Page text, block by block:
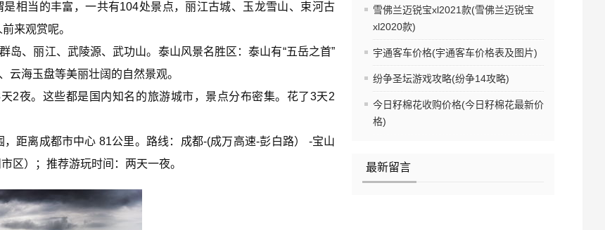
雪佛兰迈锐宝xl2021款(雪佛兰迈锐宝
xl2020款)
宇通客车价格(宇通客车价格表及图片)
纷争圣坛游戏攻略(纷争14攻略)
今日籽棉花收购价格(今日籽棉花最新价
格)
最新留言
相当的丰富，一共有104处景点，丽江古城、玉龙雪山、束河古
来观赏呢。
岛、丽江、武陵源、武功山。泰山风景名胜区：泰山有“五岳之首”
云海玉盘等美丽壮阔的自然景观。
2夜。这些都是国内知名的旅游城市，景点分布密集。花了3天2
距离成都市中心 81公里。路线：成都-(成万高速-彭白路） -宝山
区）；推荐游玩时间：两天一夜。